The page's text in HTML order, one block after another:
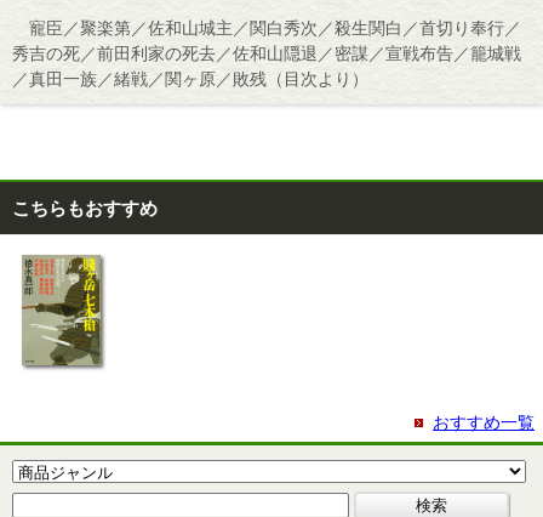
寵臣／聚楽第／佐和山城主／関白秀次／殺生関白／首切り奉行／
秀吉の死／前田利家の死去／佐和山隠退／密謀／宣戦布告／籠城戦
／真田一族／緒戦／関ヶ原／敗残（目次より）
こちらもおすすめ
おすすめ一覧